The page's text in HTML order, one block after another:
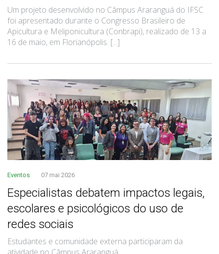
Um projeto desenvolvido no Câmpus Araranguá do IFSC
foi apresentado durante o Congresso Brasileiro de
Apicultura e Meliponicultura (Conbrapi), realizado de 13 a
16 de maio, em Florianópolis. [...]
Eventos 07 mai 2026
Especialistas debatem impactos legais,
escolares e psicológicos do uso de
redes sociais
Estudantes e comunidade externa participaram da